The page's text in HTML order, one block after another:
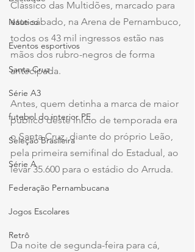
Náutico
Eventos esportivos
Santa Cruz
Série A3
futebol do interior PE
Seleção Brasileira
Série A
Federação Pernambucana
Jogos Escolares
Retrô
Clássico das Multidões, marcado para
este sábado, na Arena de Pernambuco,
todos os 43 mil ingressos estão nas
mãos dos rubro-negros de forma
antecipada.
Antes, quem detinha a marca de maior
público deste início de temporada era
o Santa Cruz, diante do próprio Leão,
pela primeira semifinal do Estadual, ao
levar 35.600 para o estádio do Arruda.
Da noite de segunda-feira para cá,